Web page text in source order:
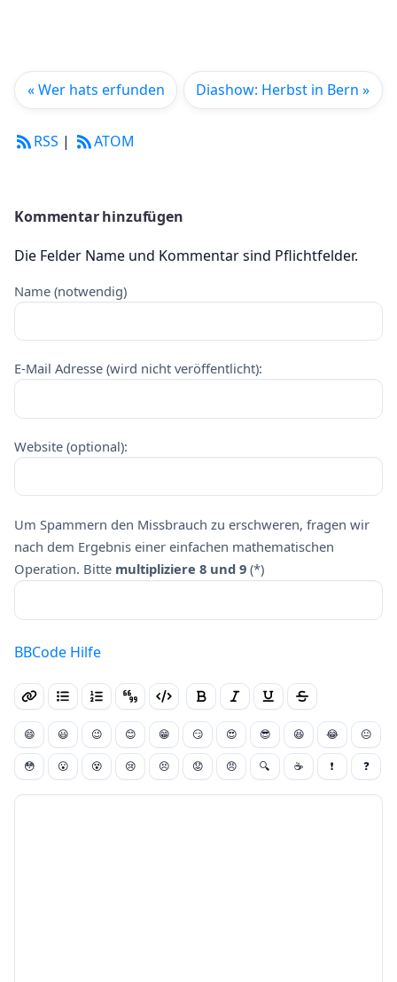
Diashow: Herbst in Bern »
« Wer hats erfunden
RSS | ATOM
Kommentar hinzufügen
Die Felder Name und Kommentar sind Pflichtfelder.
Name (notwendig)
E-Mail Adresse (wird nicht veröffentlicht):
Website (optional):
Um Spammern den Missbrauch zu erschweren, fragen wir
nach dem Ergebnis einer einfachen mathematischen
Operation. Bitte multipliziere 8 und 9 (*)
BBCode Hilfe
😄 😃 😉 😊 😁 😏 😍 😎 😆 😂 😐
😳 😮 😵 😢 😣 😟 😠 🔍 ☕ ❗ ❓